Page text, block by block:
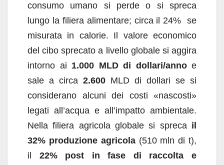
consumo umano si perde o si spreca
lungo la filiera alimentare; circa il 24% se
misurata in calorie. Il valore economico
del cibo sprecato a livello globale si aggira
intorno ai 1.000 MLD di dollari/annoe
sale a circa 2.600 MLD di dollari se si
considerano alcuni dei costi «nascosti»
legati all’acqua e all’impatto ambientale.
Nella filiera agricola globale si spreca il
32% produzione agricola (510 mln di t),
il 22% post in fase di raccolta e